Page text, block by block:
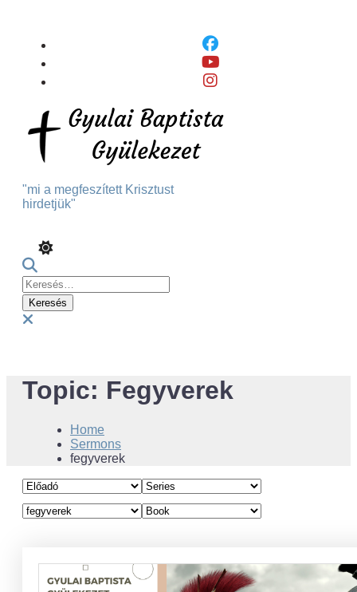
Content
"mi a megfeszített Krisztust
hirdetjük"
Keresés:
Topic: Fegyverek
Home
Sermons
fegyverek